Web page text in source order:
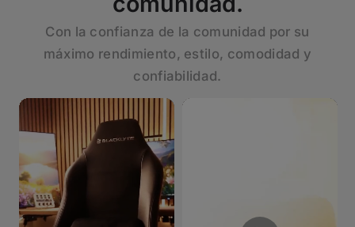
Con la confianza de la comunidad por su
máximo rendimiento, estilo, comodidad y
confiabilidad.